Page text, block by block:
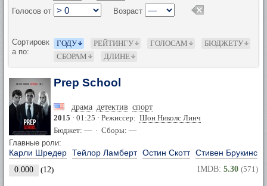
Голосов от
Возраст
Сортировк
а по:
ГОДУ РЕЙТИНГУ ГОЛОСАМ
БЮДЖЕТУ
СБОРАМ
ДЛИНЕ
Prep School
драма детектив спорт
2015 · 01:25 · Режиссер: Шон Николс Линч
Бюджет: — · Сборы: —
Главные роли:
Карли Шредер Тейлор Ламберт Остин Скотт Стивен Брукинс
0.000 (12) IMDB: 5.30 (571)